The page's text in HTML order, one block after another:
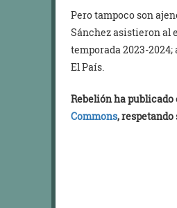
Pero tampoco son
Sánchez asistieron al
temporada 2023-
El País.
Rebelión ha
Commons,